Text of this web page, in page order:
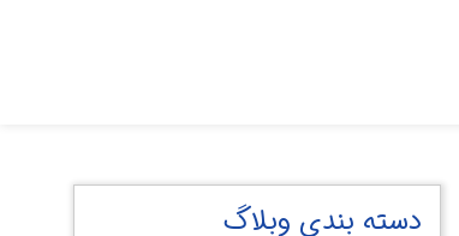
دسته بندی وبلاگ